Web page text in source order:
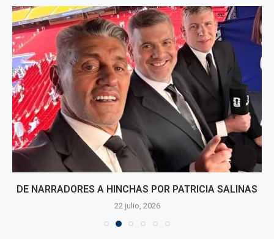
DE NARRADORES A HINCHAS POR PATRICIA SALINAS
22 julio, 2026